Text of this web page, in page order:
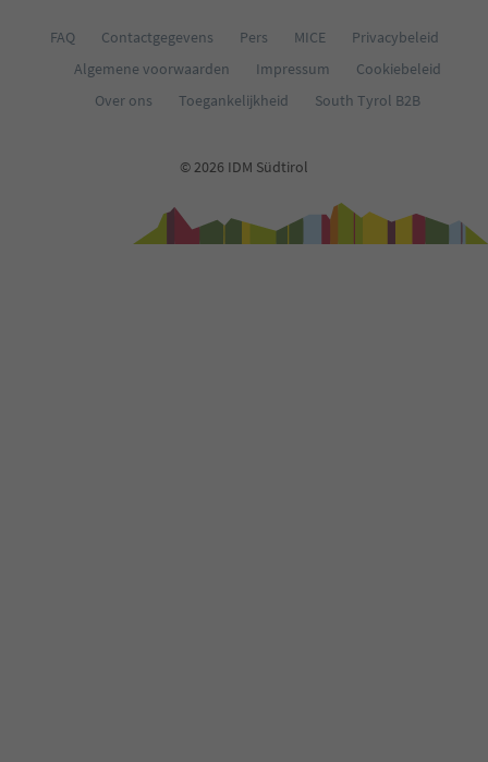
FAQ Contactgegevens Pers MICE
Privacybeleid
Algemene voorwaarden
Impressum
Cookiebeleid
Over ons
Toegankelijkheid South Tyrol B2B
© 2026 IDM Südtirol